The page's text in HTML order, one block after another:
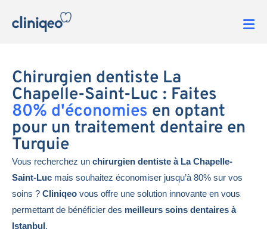
Chirurgien dentiste La
Chapelle-Saint-Luc : Faites
80% d'économies en optant
pour un traitement dentaire en
Turquie
Vous recherchez un chirurgien dentiste à La Chapelle-
Saint-Luc mais souhaitez économiser jusqu’à 80% sur vos
soins ? Cliniqeo vous offre une solution innovante en vous
permettant de bénéficier des meilleurs soins dentaires à
Istanbul.